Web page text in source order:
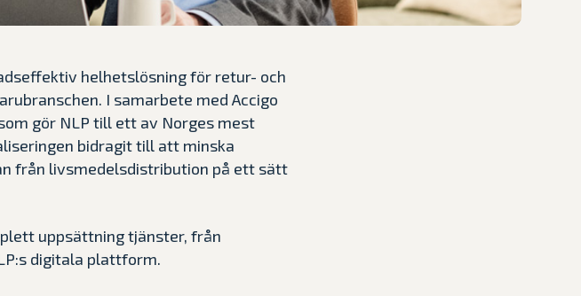
helhetslösning för retur- och
I samarbete med Accigo
gör NLP till ett av Norges mest
bidragit till att minska
från livsmedelsdistribution på ett sätt
uppsättning tjänster, från
digitala plattform.